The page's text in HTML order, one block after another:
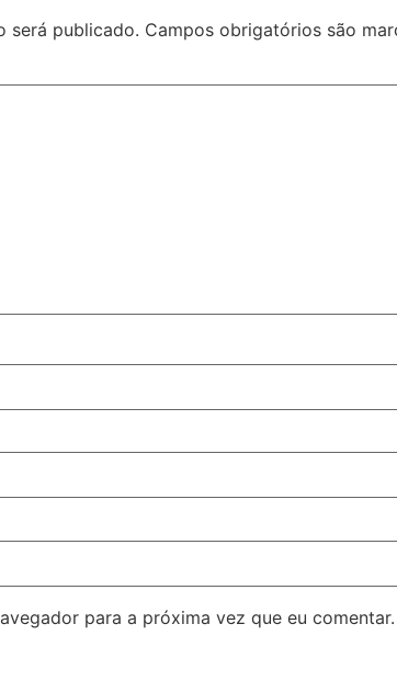
será publicado. Campos obrigatórios são
para a próxima vez que eu comentar.